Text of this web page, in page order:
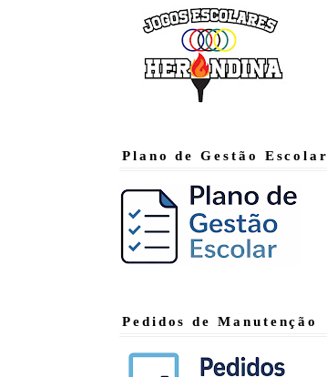
Plano de Gestão Escolar
Pedidos de Manutenção